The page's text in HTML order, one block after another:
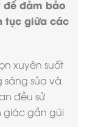
đảm bảo
tục giữa các
xuyên suốt
sủa và
đều sử
giác gần gũi